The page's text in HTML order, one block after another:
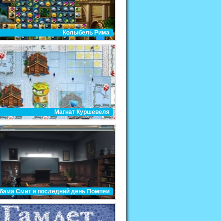
Колыбель Рима
Магнат Куршевеля
Смит и последний день Помпеи